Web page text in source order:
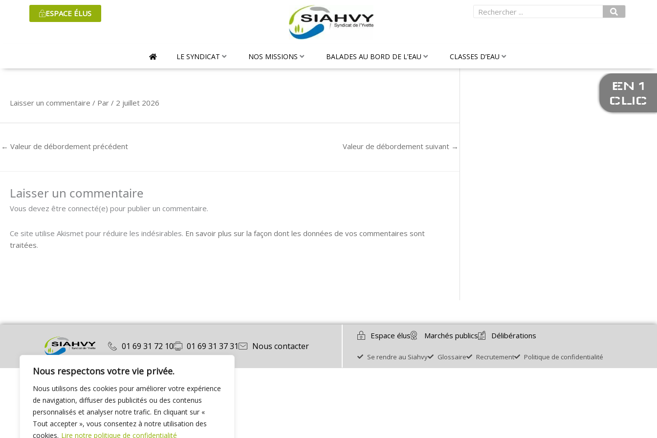
Nous respectons votre vie privée.
Nous utilisons des cookies pour améliorer votre expérience
de navigation, diffuser des publicités ou des contenus
personnalisés et analyser notre trafic. En cliquant sur «
Tout accepter », vous consentez à notre utilisation des
cookies. Lire notre politique de confidentialité
ESPACE ÉLUS Rechercher
LE SYNDICAT NOS MISSIONS BALADES AU BORD DE L’EAU CLASSES D’EAU
Laisser un commentaire / Par / 2 juillet 2026
← Valeur de débordement précédent Valeur de débordement suivant →
Laisser un commentaire
Vous devez être connecté(e) pour publier un commentaire.
Ce site utilise Akismet pour réduire les indésirables. En savoir plus sur la façon dont les données de vos commentaires sont
traitées.
01 69 31 72 10 01 69 31 37 31 Nous contacter
Espace élus Marchés publics Délibérations
Se rendre au Siahvy Glossaire Recrutement Politique de confidentialité
EN 1
CLIC